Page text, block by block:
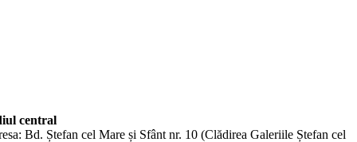
central
Bd. Ștefan cel Mare și Sfânt nr. 10 (Clădirea Galeriile Ștefan cel